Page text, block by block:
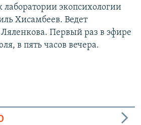
экопсихологии
Хисамбеев. Ведет
Первый раз в эфире
в пять часов вечера.